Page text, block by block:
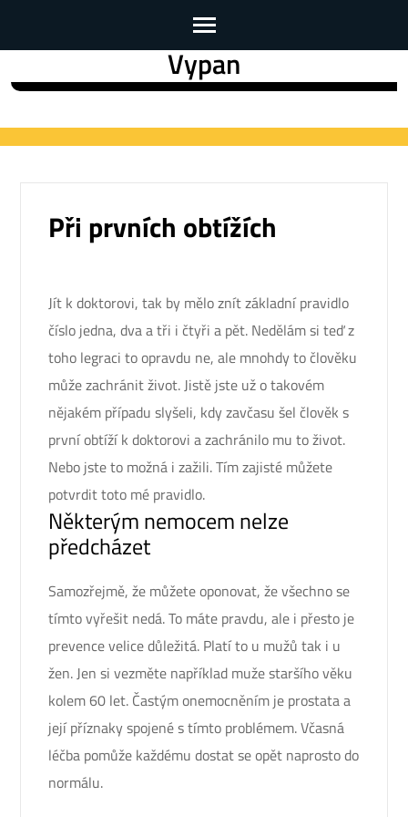
to
(Press
Vypan
Při prvních obtížích
Jít k doktorovi, tak by mělo znít základní pravidlo
číslo jedna, dva a tři i čtyři a pět. Nedělám si teď z
toho legraci to opravdu ne, ale mnohdy to člověku
může zachránit život. Jistě jste už o takovém
nějakém případu slyšeli, kdy zavčasu šel člověk s
první obtíží k doktorovi a zachránilo mu to život.
Nebo jste to možná i zažili. Tím zajisté můžete
potvrdit toto mé pravidlo.
Některým nemocem nelze
předcházet
Samozřejmě, že můžete oponovat, že všechno se
tímto vyřešit nedá. To máte pravdu, ale i přesto je
prevence velice důležitá. Platí to u mužů tak i u
žen. Jen si vezměte například muže staršího věku
kolem 60 let. Častým onemocněním je prostata a
její příznakyspojené s tímto problémem. Včasná
léčba pomůže každému dostat se opět naprosto do
normálu.